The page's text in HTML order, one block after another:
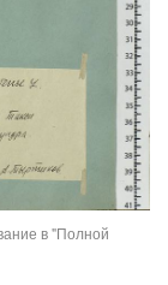
в "Полной